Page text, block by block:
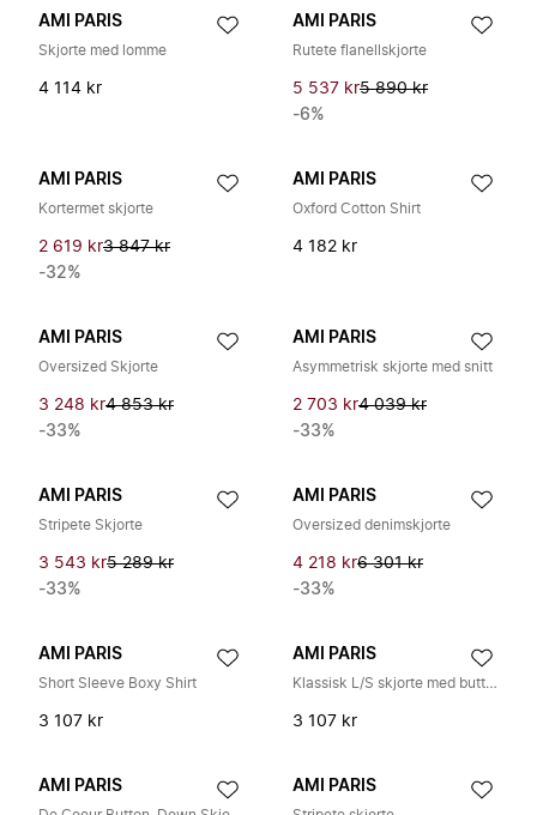
AMI PARIS
Skjorte med lomme
4 114 kr
AMI PARIS
Rutete flanellskjorte
5 537 kr5 890 kr
-6%
AMI PARIS
Kortermet skjorte
2 619 kr3 847 kr
-32%
AMI PARIS
Oxford Cotton Shirt
4 182 kr
AMI PARIS
Oversized Skjorte
3 248 kr4 853 kr
-33%
AMI PARIS
Asymmetrisk skjorte med snitt
2 703 kr4 039 kr
-33%
AMI PARIS
Stripete Skjorte
3 543 kr5 289 kr
-33%
AMI PARIS
Oversized denimskjorte
4 218 kr6 301 kr
-33%
AMI PARIS
Short Sleeve Boxy Shirt
3 107 kr
AMI PARIS
Klassisk L/S skjorte med button-down krage og brodert ADC
3 107 kr
AMI PARIS AMI PARIS